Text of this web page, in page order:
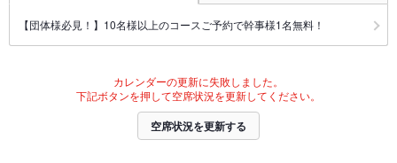
【団体様必見！】10名様以上のコースご予約で幹事様1名無料！
カレンダーの更新に失敗しました。
下記ボタンを押して空席状況を更新してください。
空席状況を更新する